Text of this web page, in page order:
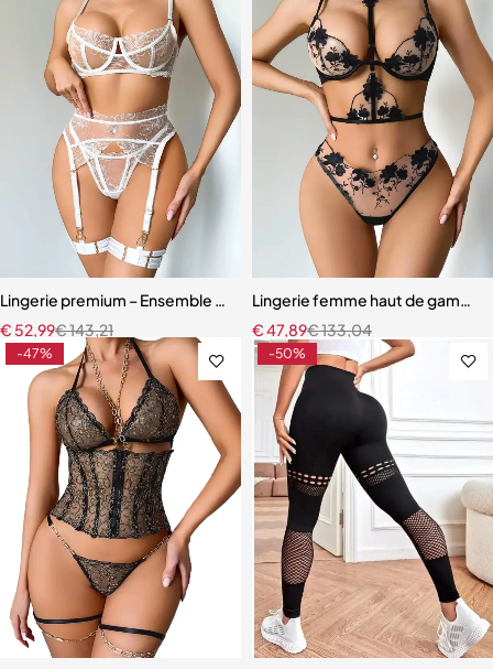
Lingerie premium – Ensemble en broderie florale avec soutien-
€143,21
€ 52,99
Lingerie femme haut de
€133,04
€47,89
-47% -50%